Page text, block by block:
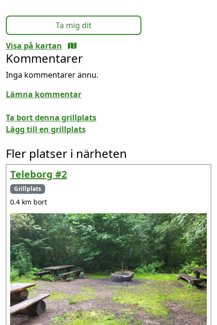
Ta mig dit
Visa på kartan
Kommentarer
Inga kommentarer ännu.
Lämna kommentar
Ta bort denna grillplats
Lägg till en grillplats
Fler platser i närheten
Teleborg #2
Grillplats
0.4 km bort